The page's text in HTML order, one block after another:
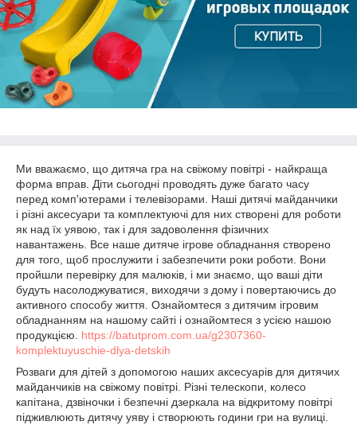
Ми вважаємо, що дитяча гра на свіжому повітрі - найкраща
форма вправ. Діти сьогодні проводять дуже багато часу
перед комп'ютерами і телевізорами. Наші дитячі майданчики
і різні аксесуари та комплектуючі для них створені для роботи
як над їх уявою, так і для задоволення фізичних
навантажень. Все наше дитяче ігрове обладнання створено
для того, щоб прослужити і забезпечити роки роботи. Вони
пройшли перевірку для малюків, і ми знаємо, що ваші діти
будуть насолоджуватися, виходячи з дому і повертаючись до
активного способу життя. Ознайомтеся з дитячим ігровим
обладнанням на нашому сайті і ознайомтеся з усією нашою
продукцією. https://batutprom.com.ua/g2307360-
komplektuyuschie-dlya-detskih
Розваги для дітей з допомогою наших аксесуарів для дитячих
майданчиків на свіжому повітрі. Різні телескопи, колесо
капітана, дзвіночки і безпечні дзеркала на відкритому повітрі
підживлюють дитячу уяву і створюють години гри на вулиці.